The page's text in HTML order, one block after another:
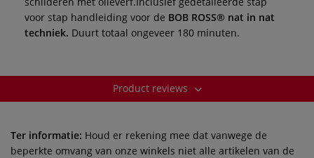
voor stap handleiding voor de BOB ROSS® nat in nat
techniek. Duurt totaal ongeveer 180 minuten.
Product reviews
Ter informatie: Houd er rekening mee dat vanwege de
beperkte omvang van onze winkels niet alle artikelen van de